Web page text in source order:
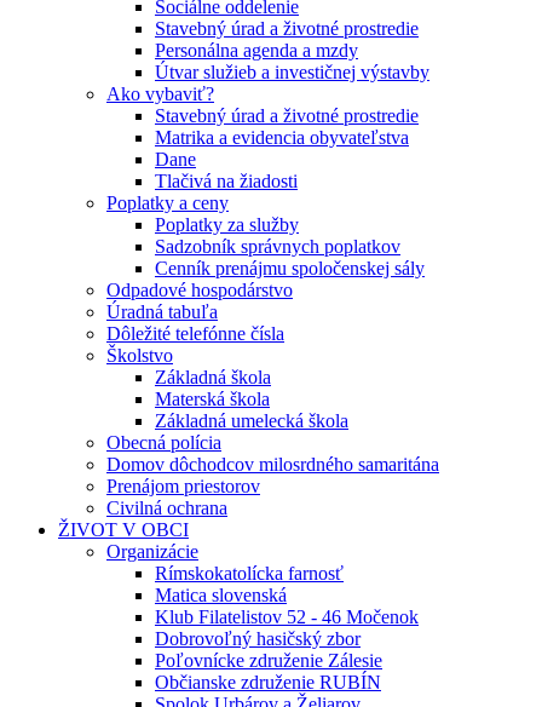
Sociálne oddelenie
Stavebný úrad a životné prostredie
Personálna agenda a mzdy
Útvar služieb a investičnej výstavby
Ako vybaviť?
Stavebný úrad a životné prostredie
Matrika a evidencia obyvateľstva
Dane
Tlačivá na žiadosti
Poplatky a ceny
Poplatky za služby
Sadzobník správnych poplatkov
Cenník prenájmu spoločenskej sály
Odpadové hospodárstvo
Úradná tabuľa
Dôležité telefónne čísla
Školstvo
Základná škola
Materská škola
Základná umelecká škola
Obecná polícia
Domov dôchodcov milosrdného samaritána
Prenájom priestorov
Civilná ochrana
ŽIVOT V OBCI
Organizácie
Rímskokatolícka farnosť
Matica slovenská
Klub Filatelistov 52 - 46 Močenok
Dobrovoľný hasičský zbor
Poľovnícke združenie Zálesie
Občianske združenie RUBÍN